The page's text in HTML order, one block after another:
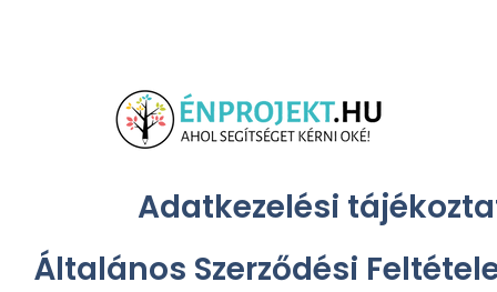
Adatkezelési
Általános Szerződési